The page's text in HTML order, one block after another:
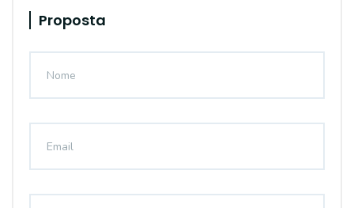
Proposta